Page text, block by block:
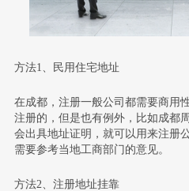
方法1、民用住宅地址
在成都，注册一般公司都需要商用
注册的，但是也有例外，比如成都
会出具地址证明，就可以用来注册
需要参考当地工商部门的意见。
方法2、注册地址挂靠